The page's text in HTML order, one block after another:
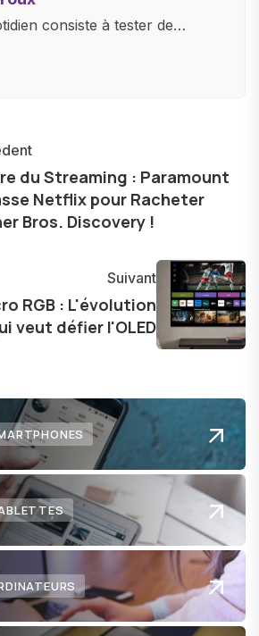
consiste à tester de
à rédiger des critiques
et pertinentes pour aider
à comprendre et à naviguer
technologique en constante
du Streaming : Paramount
Netflix pour Racheter
Bros. Discovery !
Suivant
RGB : L'évolution
veut défier l'OLED